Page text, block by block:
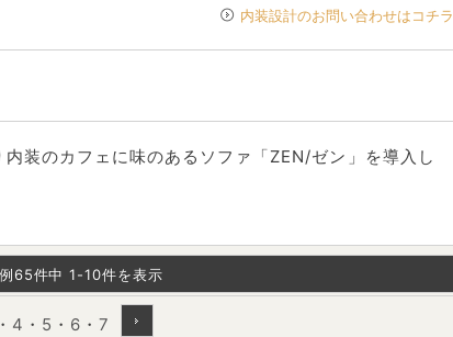
内装設計のお問い合わせはコチラ
装のカフェに味のあるソファ「ZEN/ゼン」を導入し
65件中 1-10件を表示
・ 4 ・ 5 ・ 6 ・7